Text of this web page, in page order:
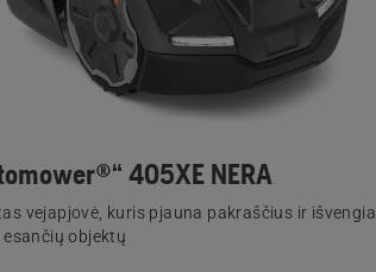
405XE NERA
vejapjovė, kuris pjauna pakraščius ir išvengia
esančių objektų